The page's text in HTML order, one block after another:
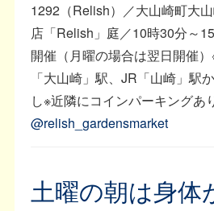
1292（Relish）／大山崎町大
店「Relish」庭／10時30分～
開催（月曜の場合は翌日開催
「大山崎」駅、JR「山崎」駅
し※近隣にコインパーキングあ
@relish_gardensmarket
土曜の朝は身体